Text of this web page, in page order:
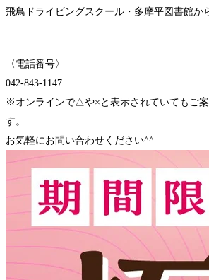
飛鳥ドライビングスクール・多摩平図書館か
〈電話番号〉
042-843-1147
※オンラインで△や×と表示されていてもご案
す。
お気軽にお問い合わせください^^